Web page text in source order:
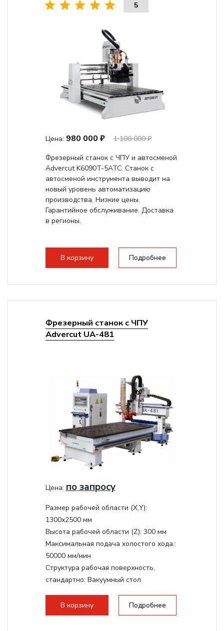
5
Цена: 980 000 ₽
1 100 000 ₽
Фрезерный станок с ЧПУ и автосменой
Advercut K6090T-5ATC. Станок с
автосменой инструмента выводит на
новый уровень автоматизацию
производства. Низкие цены.
Гарантийное обслуживание. Доставка
в регионы.
В корзину Подробнее
Фрезерный станок с ЧПУ
Advercut UA-481
Цена: по запросу
Размер рабочей области (Х,Y):
1300x2500 мм
Высота рабочей области (Z): 300 мм
Максимальная подача холостого хода.:
50000 мм/мин
Структура рабочая поверхность,
стандартно: Вакуумный стол
Мощность инвертора:
10500 Вт
Охлаждение шпинделя:Воздушное
В корзину Подробнее